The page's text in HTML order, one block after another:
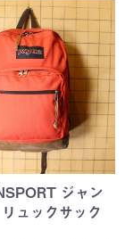
ジャン
ュックサック